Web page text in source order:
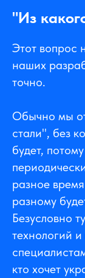
"Из
Этот вопрос
наших
точно.
Обычно мы
стали", без
будет,
разное
разному
Безусловно
технологий
кто хочет